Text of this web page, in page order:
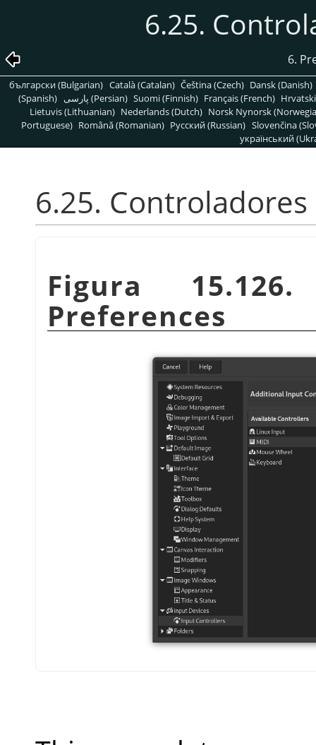
6.25.
6.
български (Bulgarian) Català (Catalan) Čeština (Czech) Dansk (Danish)
(Spanish)
پارسی (Persian) Suomi (Finnish) Français (French)
Lietuvis (Lithuanian) Nederlands (Dutch) Norsk Nynorsk
Portuguese) Română (Romanian) Pусский (Russian) Slovenčina
український
6.25.
Figura
Preferences